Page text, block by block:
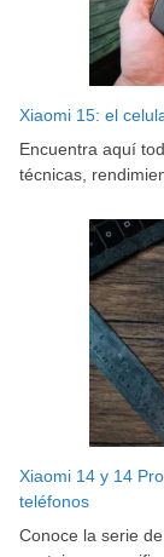
Xiaomi 15: el
Encuentra aquí
técnicas,
Xiaomi 14 y 14
teléfonos
Conoce la serie